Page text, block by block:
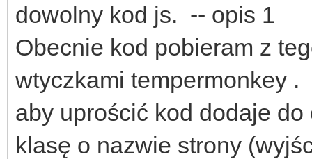
dowolny kod js. -- opis 1
Obecnie kod pobieram z
wtyczkami tempermonkey .
aby uprościć kod dodaje
klasę o nazwie strony